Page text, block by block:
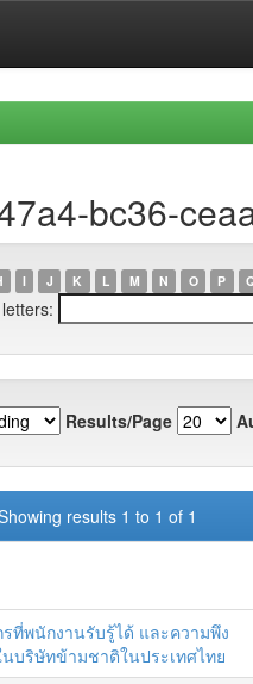
bc36-
I J K L M N O P
Results/Page
results 1 to 1 of 1
ที่พนักงานรับรู้ได้ และความพึง
นบริษัทข้ามชาติในประเทศไทย